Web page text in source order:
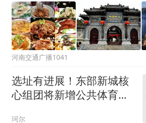
河南交通广播1041
选址有进展！东部新城核
心组团将新增公共体育场
珂尔